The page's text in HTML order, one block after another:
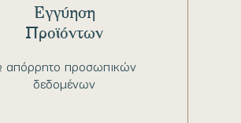
απόρρητο προσωπικών
δεδομένων
Εγγύηση
Προϊόντων